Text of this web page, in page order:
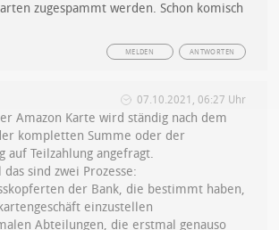
zugespammt werden. Schon komisch
ANTWORTEN
MELDEN
07.10.2021, 06:27 Uhr
Amazon Karte wird ständig nach dem
kompletten Summe oder der
auf Teilzahlung angefragt.
sind zwei Prozesse:
der Bank, die bestimmt haben,
einzustellen
Abteilungen, die erstmal genauso